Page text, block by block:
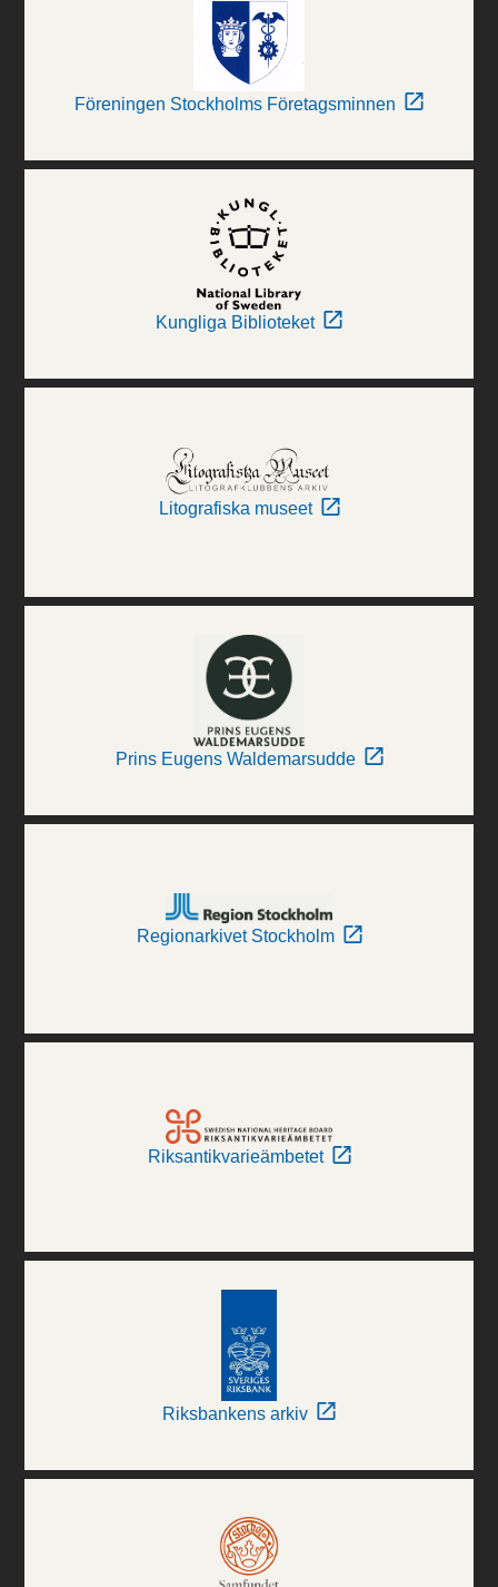
Föreningen Stockholms Företagsminnen
Kungliga Biblioteket
Litografiska museet
Prins Eugens Waldemarsudde
Regionarkivet Stockholm
Riksantikvarieämbetet
Riksbankens arkiv